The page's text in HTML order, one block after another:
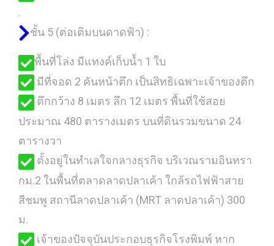
.
ชั้น 5 (ต่อเติมบนดาดฟ้า) :
พื้นที่โล่ง มีแทงค์เก็บน้ำ 1 ใบ
มีที่จอด 2 คันหน้าตึก เป็นสิทธิเฉพาะเจ้าของตึก
ตึกกว้าง 8 เมตร ลึก 12 เมตร พื้นที่ใช้สอย
ประมาณ 480 ตารางเมตร บนที่ดินรวมขนาด 24
ตารางวา
ตั้งอยู่ในทำเลใจกลางธุรกิจ บริเวณรามอินทรา
กม.2 ในพื้นที่ตลาดลาดปลาเค้า ใกล้รถไฟฟ้าสาย
สีชมพู สถานีลาดปลาเค้า (MRT ลาดปลาเค้า) 300
ม.
เจ้าของปัจจุบันประกอบธุรกิจโรงพิมพ์ หาก